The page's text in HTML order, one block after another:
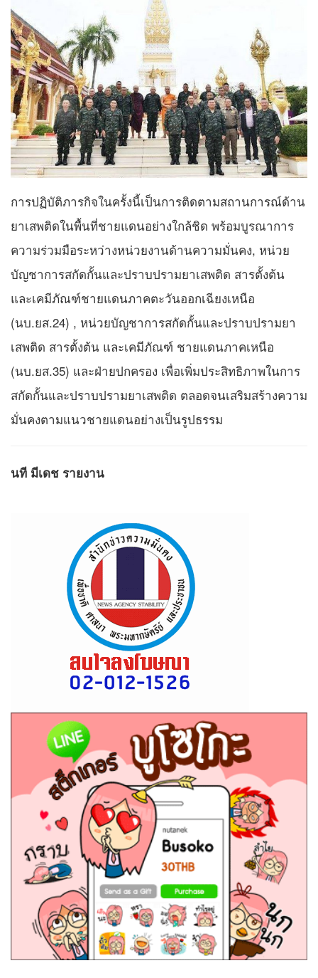
การปฏิบัติภารกิจในครั้งนี้เป็นการติดตามสถานการณ์ด้าน
ยาเสพติดในพื้นที่ชายแดนอย่างใกล้ชิด พร้อมบูรณาการ
ความร่วมมือระหว่างหน่วยงานด้านความมั่นคง, หน่วย
บัญชาการสกัดกั้นและปราบปรามยาเสพติด สารตั้งต้น
และเคมีภัณฑ์ชายแดนภาคตะวันออกเฉียงเหนือ
(นบ.ยส.24) , หน่วยบัญชาการสกัดกั้นและปราบปรามยา
เสพติด สารตั้งต้น และเคมีภัณฑ์ ชายแดนภาคเหนือ
(นบ.ยส.35) และฝ่ายปกครอง เพื่อเพิ่มประสิทธิภาพในการ
สกัดกั้นและปราบปรามยาเสพติด ตลอดจนเสริมสร้างความ
มั่นคงตามแนวชายแดนอย่างเป็นรูปธรรม
นที มีเดช รายงาน